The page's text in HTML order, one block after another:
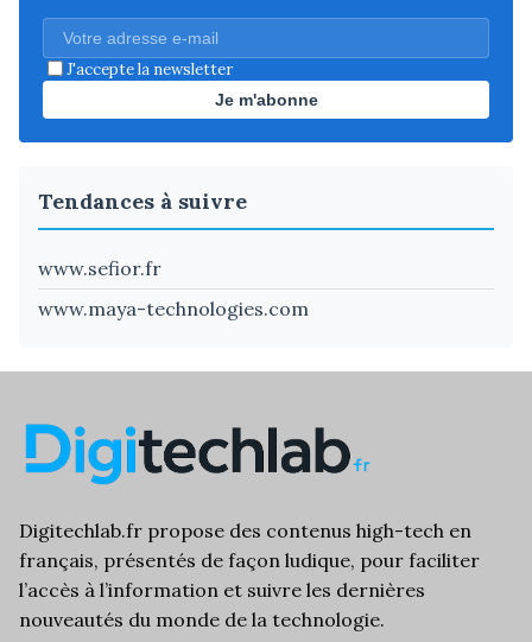
J'accepte la newsletter
Je m'abonne
Tendances à suivre
www.sefior.fr
www.maya-technologies.com
Digitechlab.fr propose des contenus high-tech en
français, présentés de façon ludique, pour faciliter
l’accès à l’information et suivre les dernières
nouveautés du monde de la technologie.